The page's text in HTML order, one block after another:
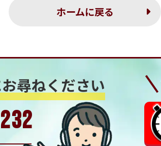
ホームに戻る
尋ねください